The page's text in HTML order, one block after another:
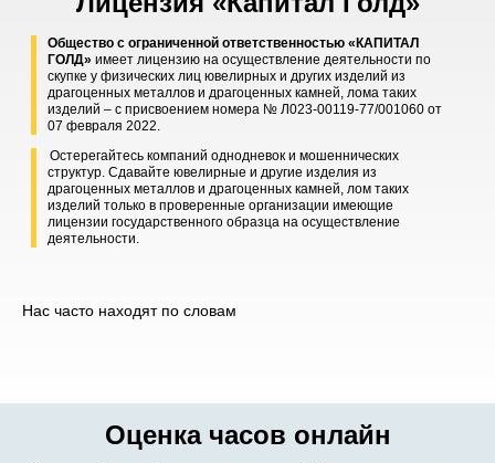
Общество с ограниченной ответственностью «КАПИТАЛ
ГОЛД» имеет лицензию на осуществление деятельности по
скупке у физических лиц ювелирных и других изделий из
драгоценных металлов и драгоценных камней, лома таких
изделий – с присвоением номера № Л023-00119-77/001060 от
07 февраля 2022.
Остерегайтесь компаний однодневок и мошеннических
структур. Сдавайте ювелирные и другие изделия из
драгоценных металлов и драгоценных камней, лом таких
изделий только в проверенные организации имеющие
лицензии государственного образца на осуществление
деятельности.
Нас часто находят по словам
Оценка часов онлайн